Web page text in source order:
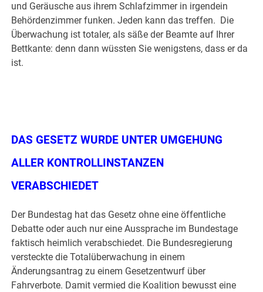
und Geräusche aus ihrem Schlafzimmer in irgendein
Behördenzimmer funken. Jeden kann das treffen. Die
Überwachung ist totaler, als säße der Beamte auf Ihrer
Bettkante: denn dann wüssten Sie wenigstens, dass er da
ist.
DAS GESETZ WURDE UNTER UMGEHUNG
ALLER KONTROLLINSTANZEN
VERABSCHIEDET
Der Bundestag hat das Gesetz ohne eine öffentliche
Debatte oder auch nur eine Aussprache im Bundestage
faktisch heimlich verabschiedet. Die Bundesregierung
versteckte die Totalüberwachung in einem
Änderungsantrag zu einem Gesetzentwurf über
Fahrverbote. Damit vermied die Koalition bewusst eine